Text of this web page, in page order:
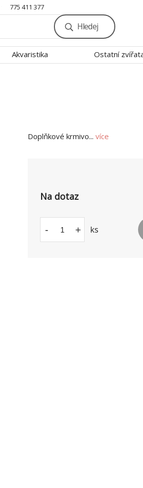
775 411 377
Hledej
Akvaristika Ostatní
Doplňkové krmivo... více
Na dotaz
- + ks